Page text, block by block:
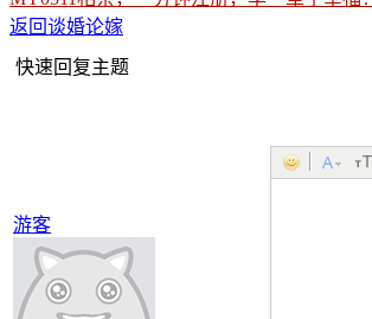
返回谈婚论嫁
快速回复主题
游客